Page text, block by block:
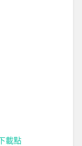
載點